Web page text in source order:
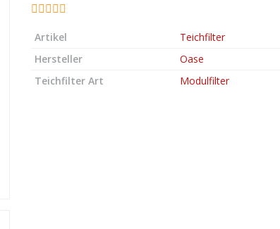
Artikel
Teichfilter
Hersteller
Oase
Teichfilter Art
Modulfilter